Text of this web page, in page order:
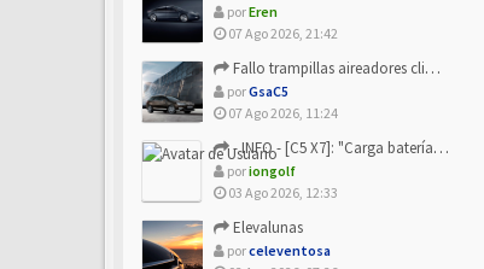
porEren
07 Ago 2026, 21:42
Fallo trampillas aireadores climatizador
porGsaC5
07 Ago 2026, 11:24
- INFO - [C5 X7]: "Carga batería o alimentación eléctri...
poriongolf
03 Ago 2026, 12:33
Elevalunas
porceleventosa